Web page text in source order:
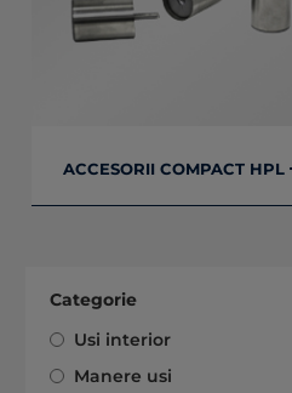
ACCESORII COMPACT HPL
Categorie
Usi interior
Manere usi